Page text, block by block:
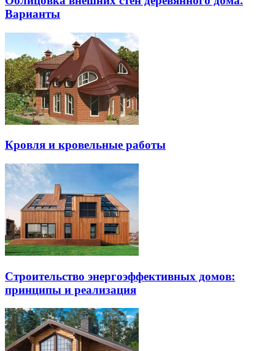
Варианты
Кровля и кровельные работы
Строительство энергоэффективных домов:
принципы и реализация